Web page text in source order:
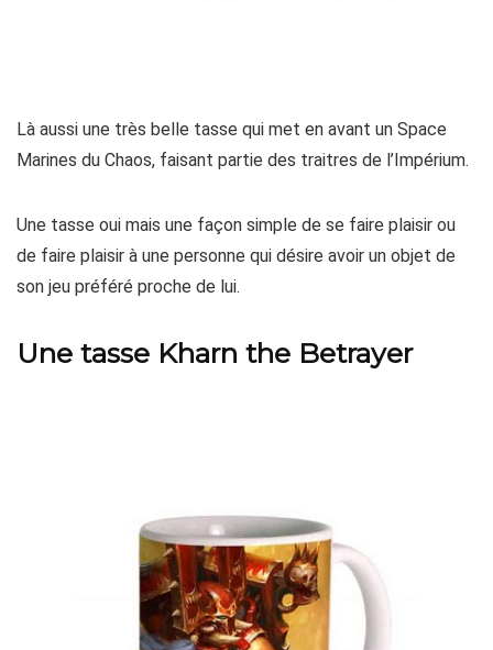
Là aussi une très belle tasse qui met en avant un Space
Marines du Chaos, faisant partie des traitres de l’Impérium.
Une tasse oui mais une façon simple de se faire plaisir ou
de faire plaisir à une personne qui désire avoir un objet de
son jeu préféré proche de lui.
Une tasse Kharn the Betrayer